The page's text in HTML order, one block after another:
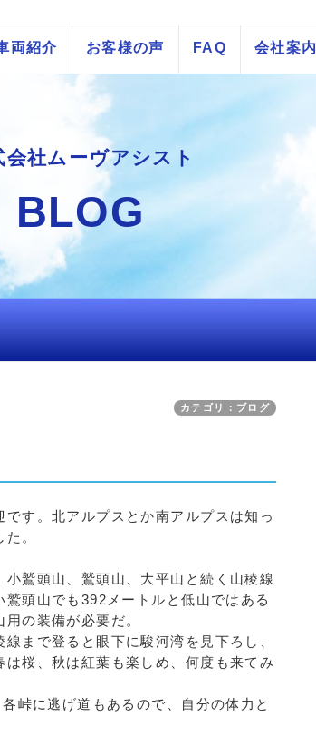
両紹介 お客様の声 FAQ 会社案内
会社ムーヴアシスト
BLOG
カテゴリ：ブログ
す。北アルプスとか南アルプスは知っ
。
鷲頭山、鷲頭山、大平山と続く山稜線
頭山でも392メートルと低山ではある
の装備が必要だ。
まで登ると眼下に駿河湾を見下ろし、
桜、秋は紅葉も楽しめ、何度も来てみ
峠に逃げ道もあるので、自分の体力と